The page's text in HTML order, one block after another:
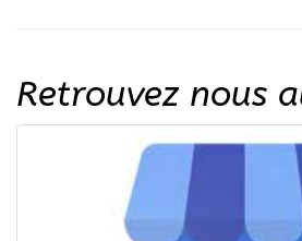
Retrouvez nous